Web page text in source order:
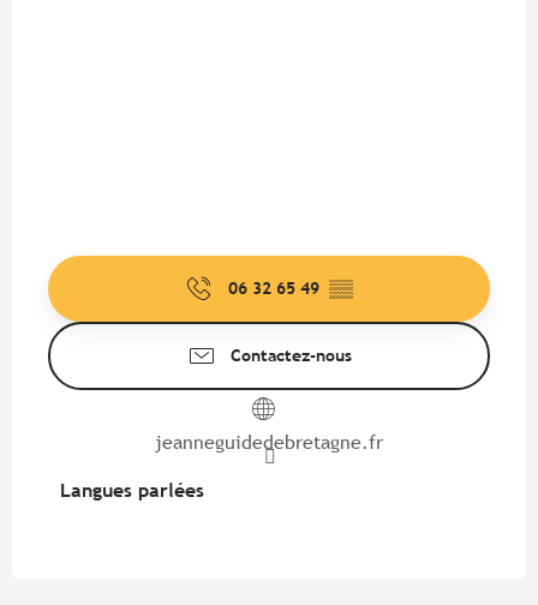
06 32 65 49 ▒▒
Contactez-nous
jeanneguidedebretagne.fr
Langues parlées
Langues parlées